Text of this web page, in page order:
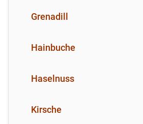
Grenadill
Hainbuche
Haselnuss
Kirsche